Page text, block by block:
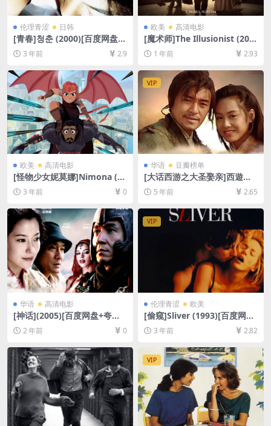
伦理青涩 日韩
[青春]청춘 (2000)[百度网盘
+迅雷云盘DVD原盘高清未删
减资源][网盘在线播放/下载]
件+防和谐加密压缩包]
3 年前 2.9
欧美 高清电影
[魔术师]The Illusionist (200
6)[百度网盘+夸克网盘1080P
超清未删减资源][网盘在线播
幕]
1 年前 2.93
欧美 高清电影
[怪物少女妮莫娜]Nimona (20
23)[百度网盘+迅雷云盘资源1
080P超清未删减][MP4/2GB]
[中英字幕]
3 年前 0
VIP
华语 豆瓣榜单
[大话西游之大圣娶亲]西遊記
大結局之仙履奇緣 (1995)[百
度网盘+迅雷云盘资源1080P
超清未删减][MP4/6.4GB][粤
语中字]
5 年前 2.65
华语 高清电影
[神话](2005)[百度网盘+夸克
网盘1080P超清未删减资源]
[网盘在线播放/下载][MP4/8G
B][中文字幕]
2 年前 0
VIP
伦理青涩 欧美
[偷窥]Sliver (1993)[百度网盘
+夸克网盘1080P超清未删减
资源][网盘在线播放/下载][MP
4/6.6GB][中英字幕]
3 年前 2.82
VIP